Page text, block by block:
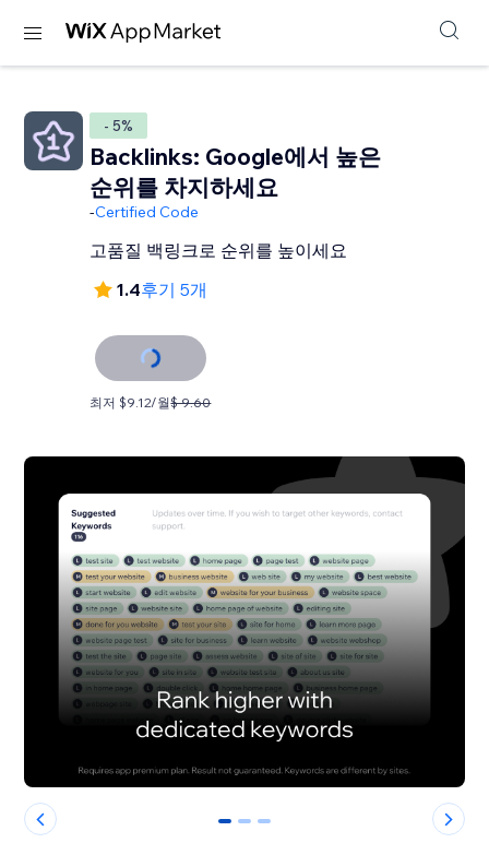
- 5%
Backlinks: Google에서 높은
순위를 차지하세요
-Certified Code
고품질 백링크로 순위를 높이세요
1.4후기 5개
최저 $9.12/월$ 9.60
0 1 2